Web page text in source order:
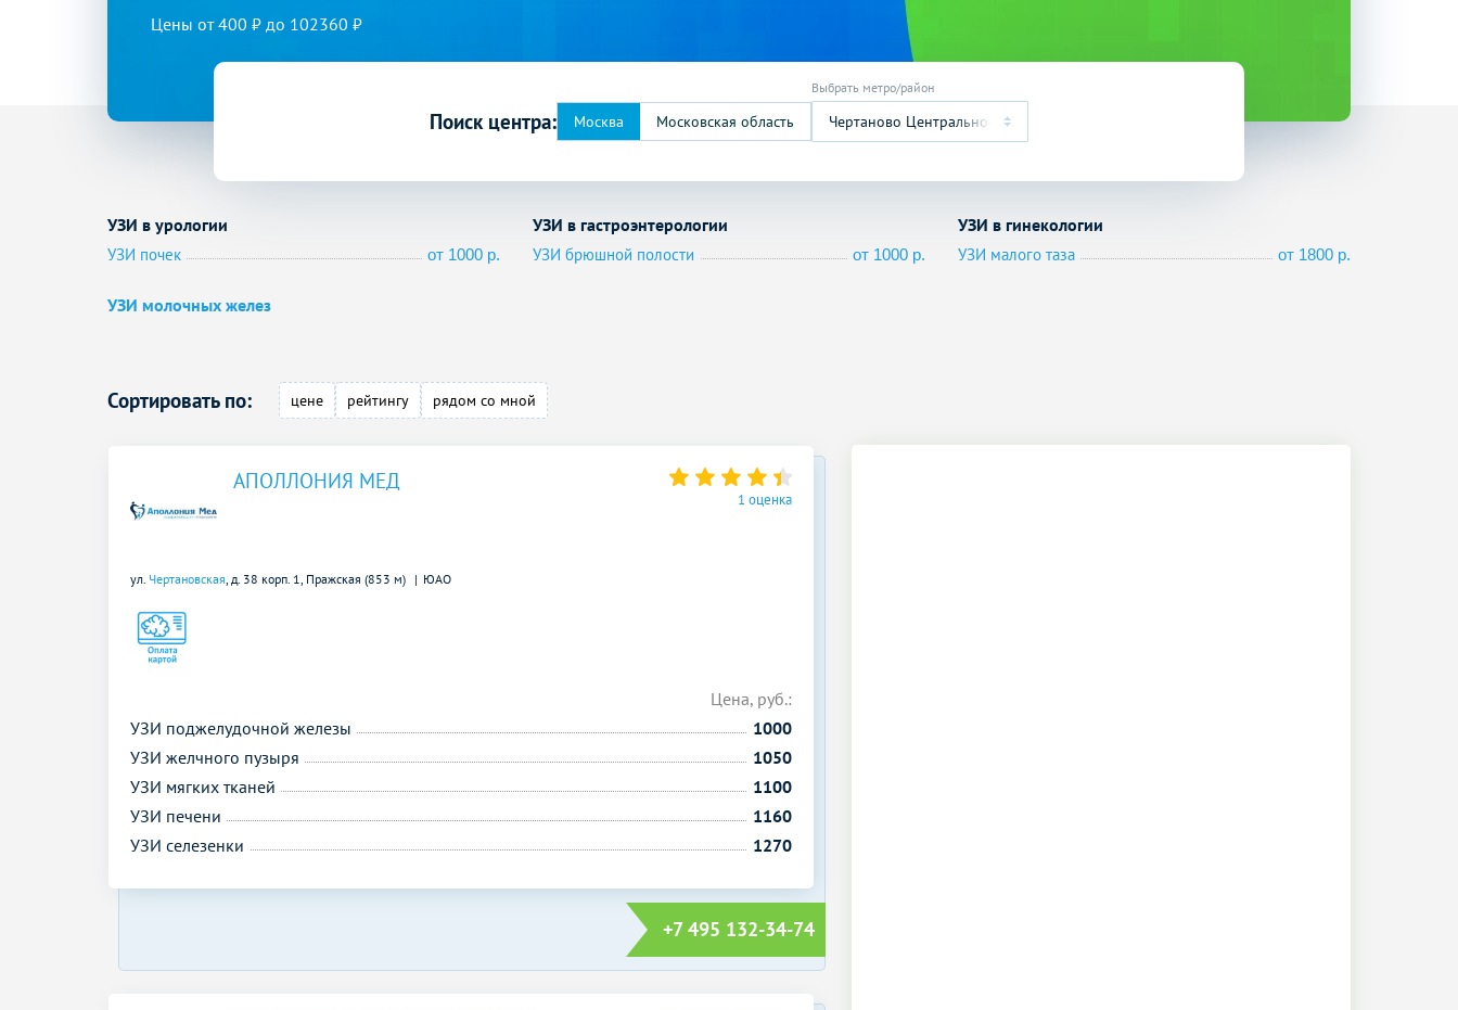
Цены от 400 ₽ до 102360 ₽
Поиск центра: Чертаново Центральное
УЗИ в урологии
УЗИ почек от 1000 р.
УЗИ в гастроэнтерологии
УЗИ брюшной полости от 1000 р.
УЗИ в гинекологии
УЗИ малого таза от 1800 р.
УЗИ молочных желез
Сортировать по: цене рейтингу рядом со мной
АПОЛЛОНИЯ МЕД
1 оценка
ул. Чертановская , д. 38 корп. 1, Пражская (853 м) ЮАО
Цена, руб.:
УЗИ поджелудочной железы
1000
УЗИ желчного пузыря
1050
УЗИ мягких тканей
1100
УЗИ печени
1160
УЗИ селезенки
1270
+7 495 132-34-74